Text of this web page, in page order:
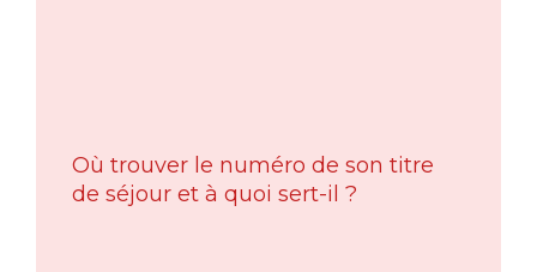
Où trouver le numéro de son titre
de séjour et à quoi sert-il ?